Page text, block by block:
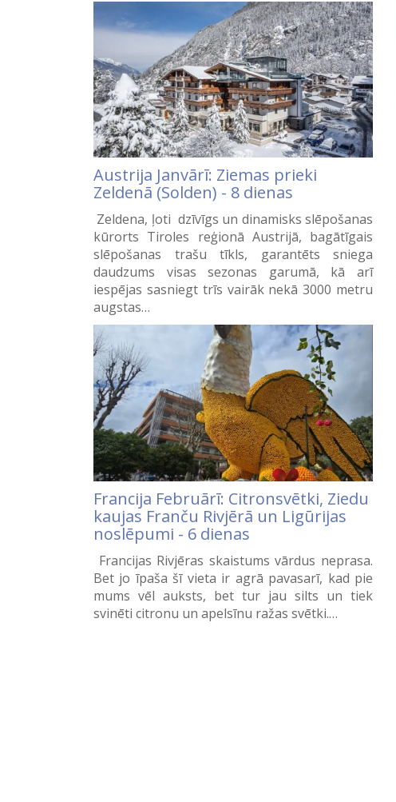
Austrija Janvārī: Ziemas prieki
Zeldenā (Solden) - 8 dienas
Zeldena, ļoti dzīvīgs un dinamisks slēpošanas
kūrorts Tiroles reģionā Austrijā, bagātīgais
slēpošanas trašu tīkls, garantēts sniega
daudzums visas sezonas garumā, kā arī
iespējas sasniegt trīs vairāk nekā 3000 metru
augstas…
Francija Februārī: Citronsvētki, Ziedu
kaujas Franču Rivjērā un Ligūrijas
noslēpumi - 6 dienas
Francijas Rivjēras skaistums vārdus neprasa.
Bet jo īpaša šī vieta ir agrā pavasarī, kad pie
mums vēl auksts, bet tur jau silts un tiek
svinēti citronu un apelsīnu ražas svētki.…